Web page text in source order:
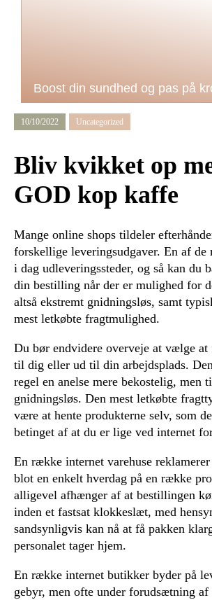
Boost din sundhed og pas på
10/10/2022 Uncategorized
Bliv kvikket op
GOD kop kaffe
Mange online shops tildeler
forskellige leveringsudgaver. En af de
i dag udleveringssteder, og så kan du
din bestilling når der er mulighed for
altså ekstremt gnidningsløs, samt
mest letkøbte fragtmulighed.
Du bør endvidere overveje at vælge at
til dig eller ud til din arbejdsplads.
regel en anelse mere bekostelig, men
gnidningsløs. Den mest letkøbte
være at hente produkterne selv, som
betinget af at du er lige ved internet
En række internet varehuse
blot en enkelt hverdag på en række
alligevel afhænger af at bestillingen
inden et fastsat klokkeslæt, med
sandsynligvis kan nå at få pakken
personalet tager hjem.
En række internet butikker byder på
gebyr, men ofte under forudsætning